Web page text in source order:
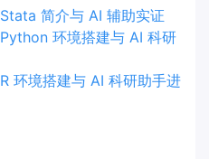
Stata 简介与 AI 辅助实证
Python 环境搭建与 AI 科研
R 环境搭建与 AI 科研助手进